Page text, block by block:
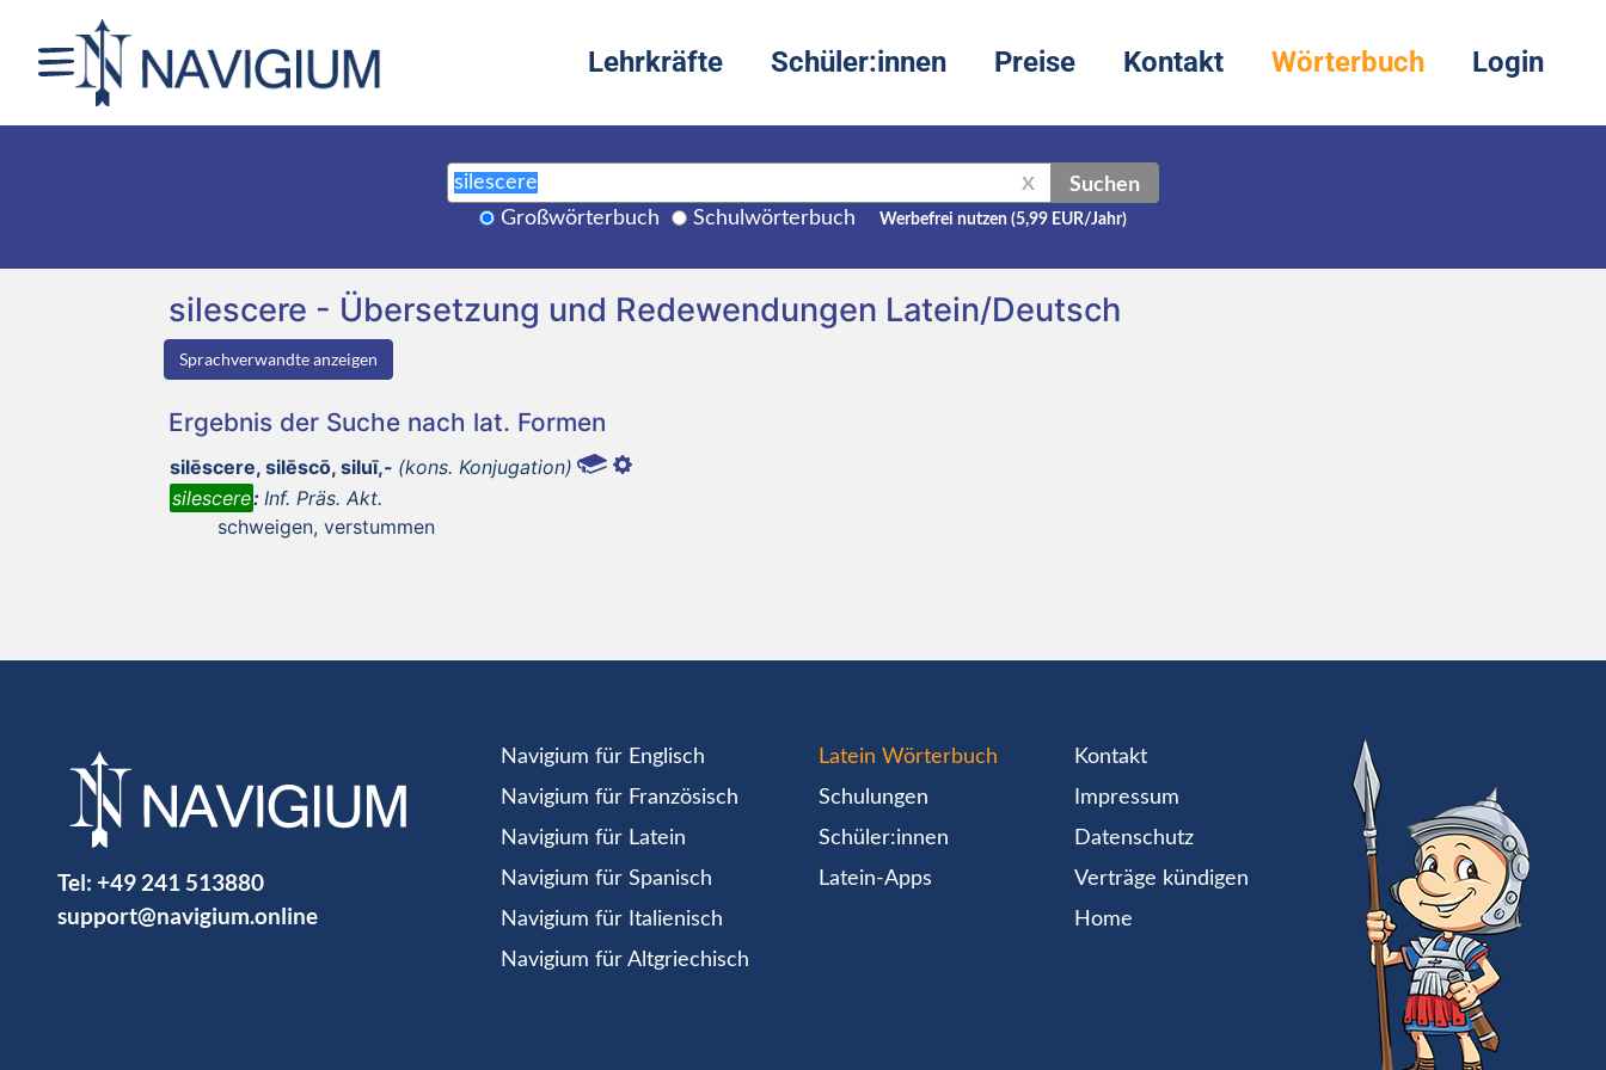
Lehrkräfte Schüler:innen Preise Kontakt Wörterbuch Login
X Suchen
Großwörterbuch Schulwörterbuch Werbefrei nutzen (5,99 EUR/Jahr)
silescere - Übersetzung und Redewendungen Latein/Deutsch
Sprachverwandte anzeigen
Ergebnis der Suche nach lat. Formen
silēscere, silēscō, siluī,- (kons. Konjugation)
silescere: Inf. Präs. Akt.
schweigen, verstummen
Tel: +49 241 513880
support@navigium.online
Navigium für Englisch
Navigium für Französisch
Navigium für Latein
Navigium für Spanisch
Navigium für Italienisch
Navigium für Altgriechisch
Latein Wörterbuch
Schulungen
Schüler:innen
Latein-Apps
Kontakt
Impressum
Datenschutz
Verträge kündigen
Home